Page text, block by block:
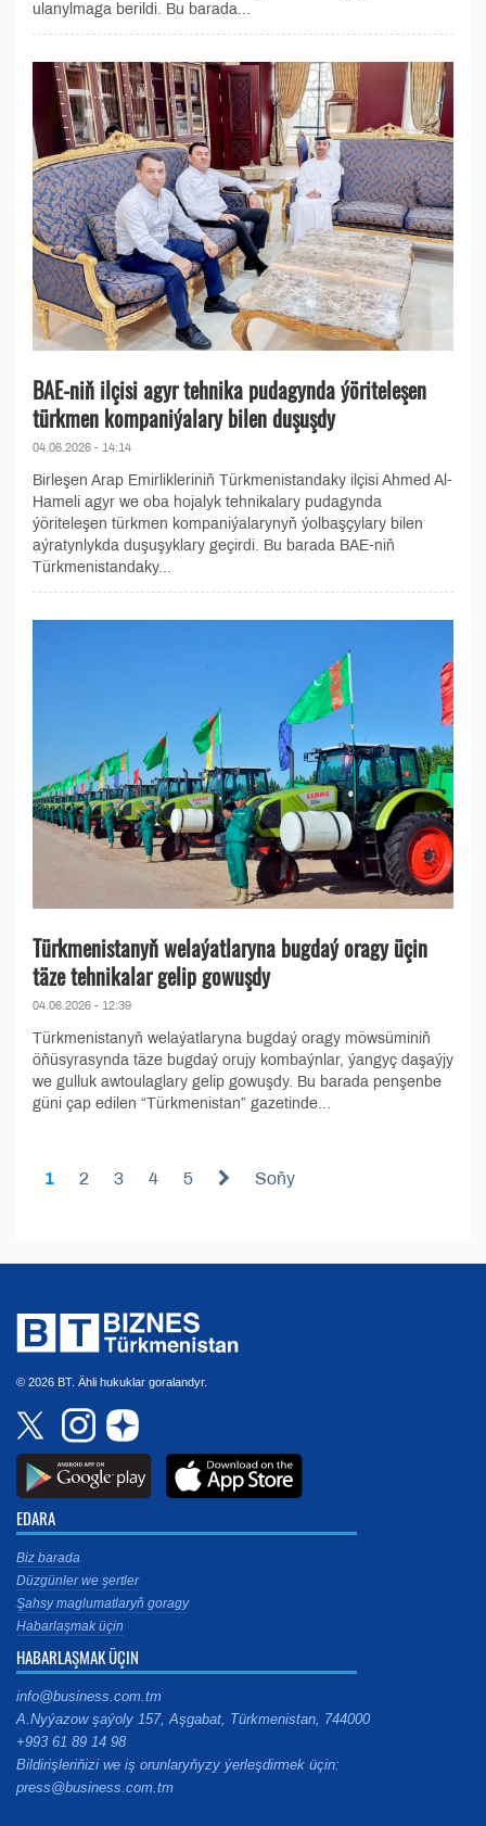
ulanylmaga berildi. Bu barada...
BAE-niň ilçisi agyr tehnika pudagynda ýöriteleşen
türkmen kompaniýalary bilen duşuşdy
04.06.2026 - 14:14
Birleşen Arap Emirlikleriniň Türkmenistandaky ilçisi Ahmed Al-
Hameli agyr we oba hojalyk tehnikalary pudagynda
ýöriteleşen türkmen kompaniýalarynyň ýolbaşçylary bilen
aýratynlykda duşuşyklary geçirdi. Bu barada BAE-niň
Türkmenistandaky...
Türkmenistanyň welaýatlaryna bugdaý oragy üçin
täze tehnikalar gelip gowuşdy
04.06.2026 - 12:39
Türkmenistanyň welaýatlaryna bugdaý oragy möwsüminiň
öňüsyrasynda täze bugdaý orujy kombaýnlar, ýangyç daşaýjy
we gulluk awtoulaglary gelip gowuşdy. Bu barada penşenbe
güni çap edilen “Türkmenistan” gazetinde...
1 2 3 4 5 Soňy
© 2026 BT. Ähli hukuklar goralandyr.
EDARA
Biz barada
Düzgünler we şertler
Şahsy maglumatlaryň goragy
Habarlaşmak üçin
HABARLAŞMAK ÜÇIN
info@business.com.tm
A.Nyýazow şaýoly 157, Aşgabat, Türkmenistan, 744000
+993 61 89 14 98
Bildirişleriňizi we iş orunlaryňyzy ýerleşdirmek üçin:
press@business.com.tm